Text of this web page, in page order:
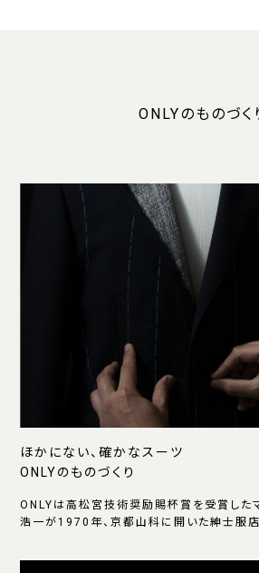
ONLYのものづく
ほかにない、確かなスーツ
ONLYのものづくり
ONLYは高松宮技術奨励賜杯賞を受賞した
浩一が1970年、京都山科に開いた紳士服店